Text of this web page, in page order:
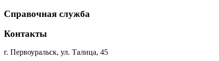
Справочная служба
Контакты
г. Первоуральск, ул. Талица, 45